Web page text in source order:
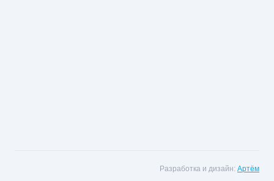
Разработка и дизайн: Артëм